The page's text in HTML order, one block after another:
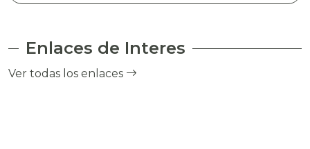
el cobro de peaje a través del debito
usuario.
Enlaces de Interes
Ver todas los enlaces